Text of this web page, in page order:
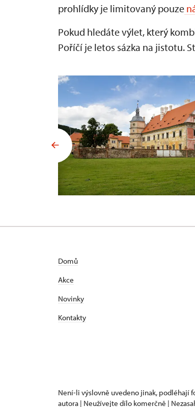
prohlídky je limitovaný pouze
Pokud hledáte výlet, který
Poříčí je letos sázka na jistotu.
Domů
Akce
Novinky
Kontakty
Není-li výslovně uvedeno jinak, podléhají
autora | Neužívejte dílo komerčně |